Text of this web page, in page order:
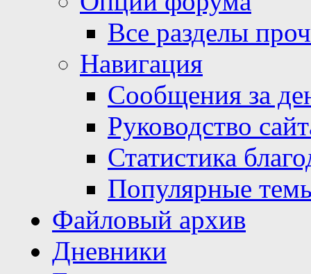
Все разделы
Навигация
Сообщения за
Руководство
Статистика
Популярные
Файловый архив
Дневники